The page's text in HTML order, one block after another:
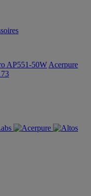
AP551-50W Acerpure